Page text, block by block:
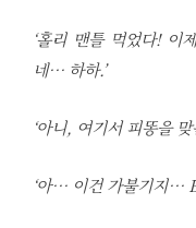
‘홀리 맨틀 먹었다! 이
네… 하하.’
‘아니, 여기서 피똥을
‘아… 이건 가불기지…